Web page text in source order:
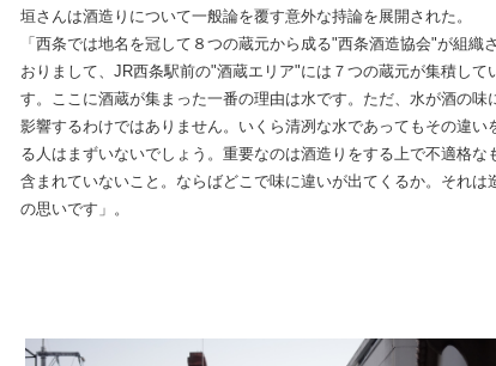
垣さんは酒造りについて一般論を覆す意外な持論を展開された。
「西条では地名を冠して８つの蔵元から成る"西条酒造協会"が組織
おりまして、JR西条駅前の"酒蔵エリア"には７つの蔵元が集積して
す。ここに酒蔵が集まった一番の理由は水です。ただ、水が酒の味
影響するわけではありません。いくら清冽な水であってもその違い
る人はまずいないでしょう。重要なのは酒造りをする上で不適格な
含まれていないこと。ならばどこで味に違いが出てくるか。それは
の思いです」。